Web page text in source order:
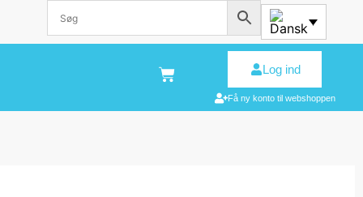
Log ind
Få ny konto til webshoppen